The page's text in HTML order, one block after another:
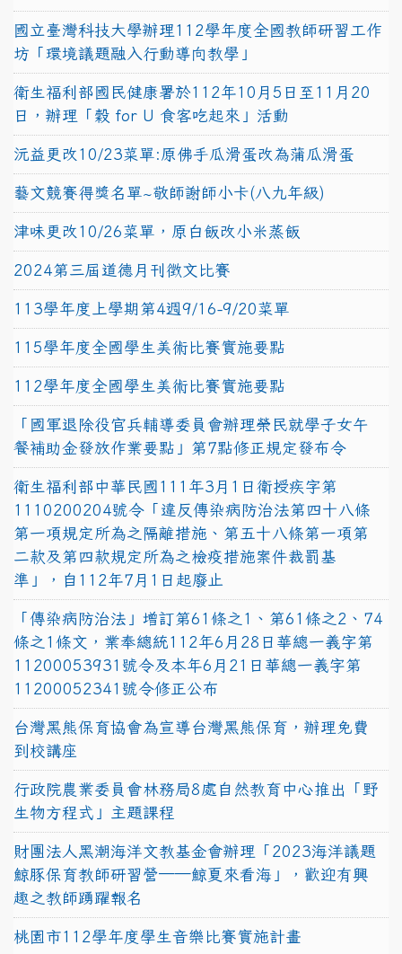
國立臺灣科技大學辦理112學年度全國教師研習工作
坊「環境議題融入行動導向教學」
衛生福利部國民健康署於112年10月5日至11月20
日，辦理「穀 for U 食客吃起來」活動
沅益更改10/23菜單:原佛手瓜滑蛋改為蒲瓜滑蛋
藝文競賽得獎名單~敬師謝師小卡(八九年級)
津味更改10/26菜單，原白飯改小米蒸飯
2024第三屆道德月刊徵文比賽
113學年度上學期第4週9/16-9/20菜單
115學年度全國學生美術比賽實施要點
112學年度全國學生美術比賽實施要點
「國軍退除役官兵輔導委員會辦理榮民就學子女午
餐補助金發放作業要點」第7點修正規定發布令
衛生福利部中華民國111年3月1日衛授疾字第
1110200204號令「違反傳染病防治法第四十八條
第一項規定所為之隔離措施、第五十八條第一項第
二款及第四款規定所為之檢疫措施案件裁罰基
準」，自112年7月1日起廢止
「傳染病防治法」增訂第61條之1、第61條之2、74
條之1條文，業奉總統112年6月28日華總一義字第
11200053931號令及本年6月21日華總一義字第
11200052341號令修正公布
台灣黑熊保育協會為宣導台灣黑熊保育，辦理免費
到校講座
行政院農業委員會林務局8處自然教育中心推出「野
生物方程式」主題課程
財團法人黑潮海洋文教基金會辦理「2023海洋議題
鯨豚保育教師研習營──鯨夏來看海」，歡迎有興
趣之教師踴躍報名
桃園市112學年度學生音樂比賽實施計畫